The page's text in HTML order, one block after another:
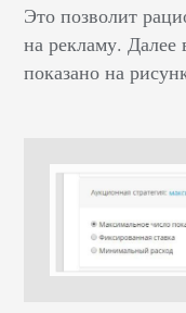
Это позволит
на рекламу. Далее
показано на